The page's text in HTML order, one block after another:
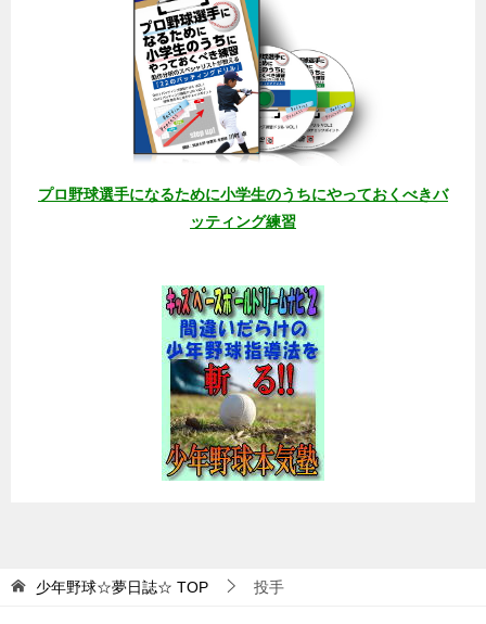
プロ野球選手になるために小学生のうちにやっておくべきバ
ッティング練習
少年野球☆夢日誌☆ TOP 投手